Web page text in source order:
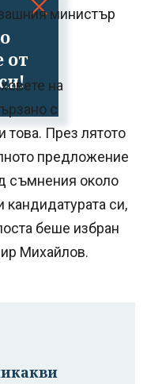
от
министър
на
с
това. През лятото
предложение
съмнения около
кандидатурата си,
беше избран
Михайлов.